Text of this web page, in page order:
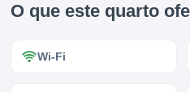
O que este quarto
Wi-Fi